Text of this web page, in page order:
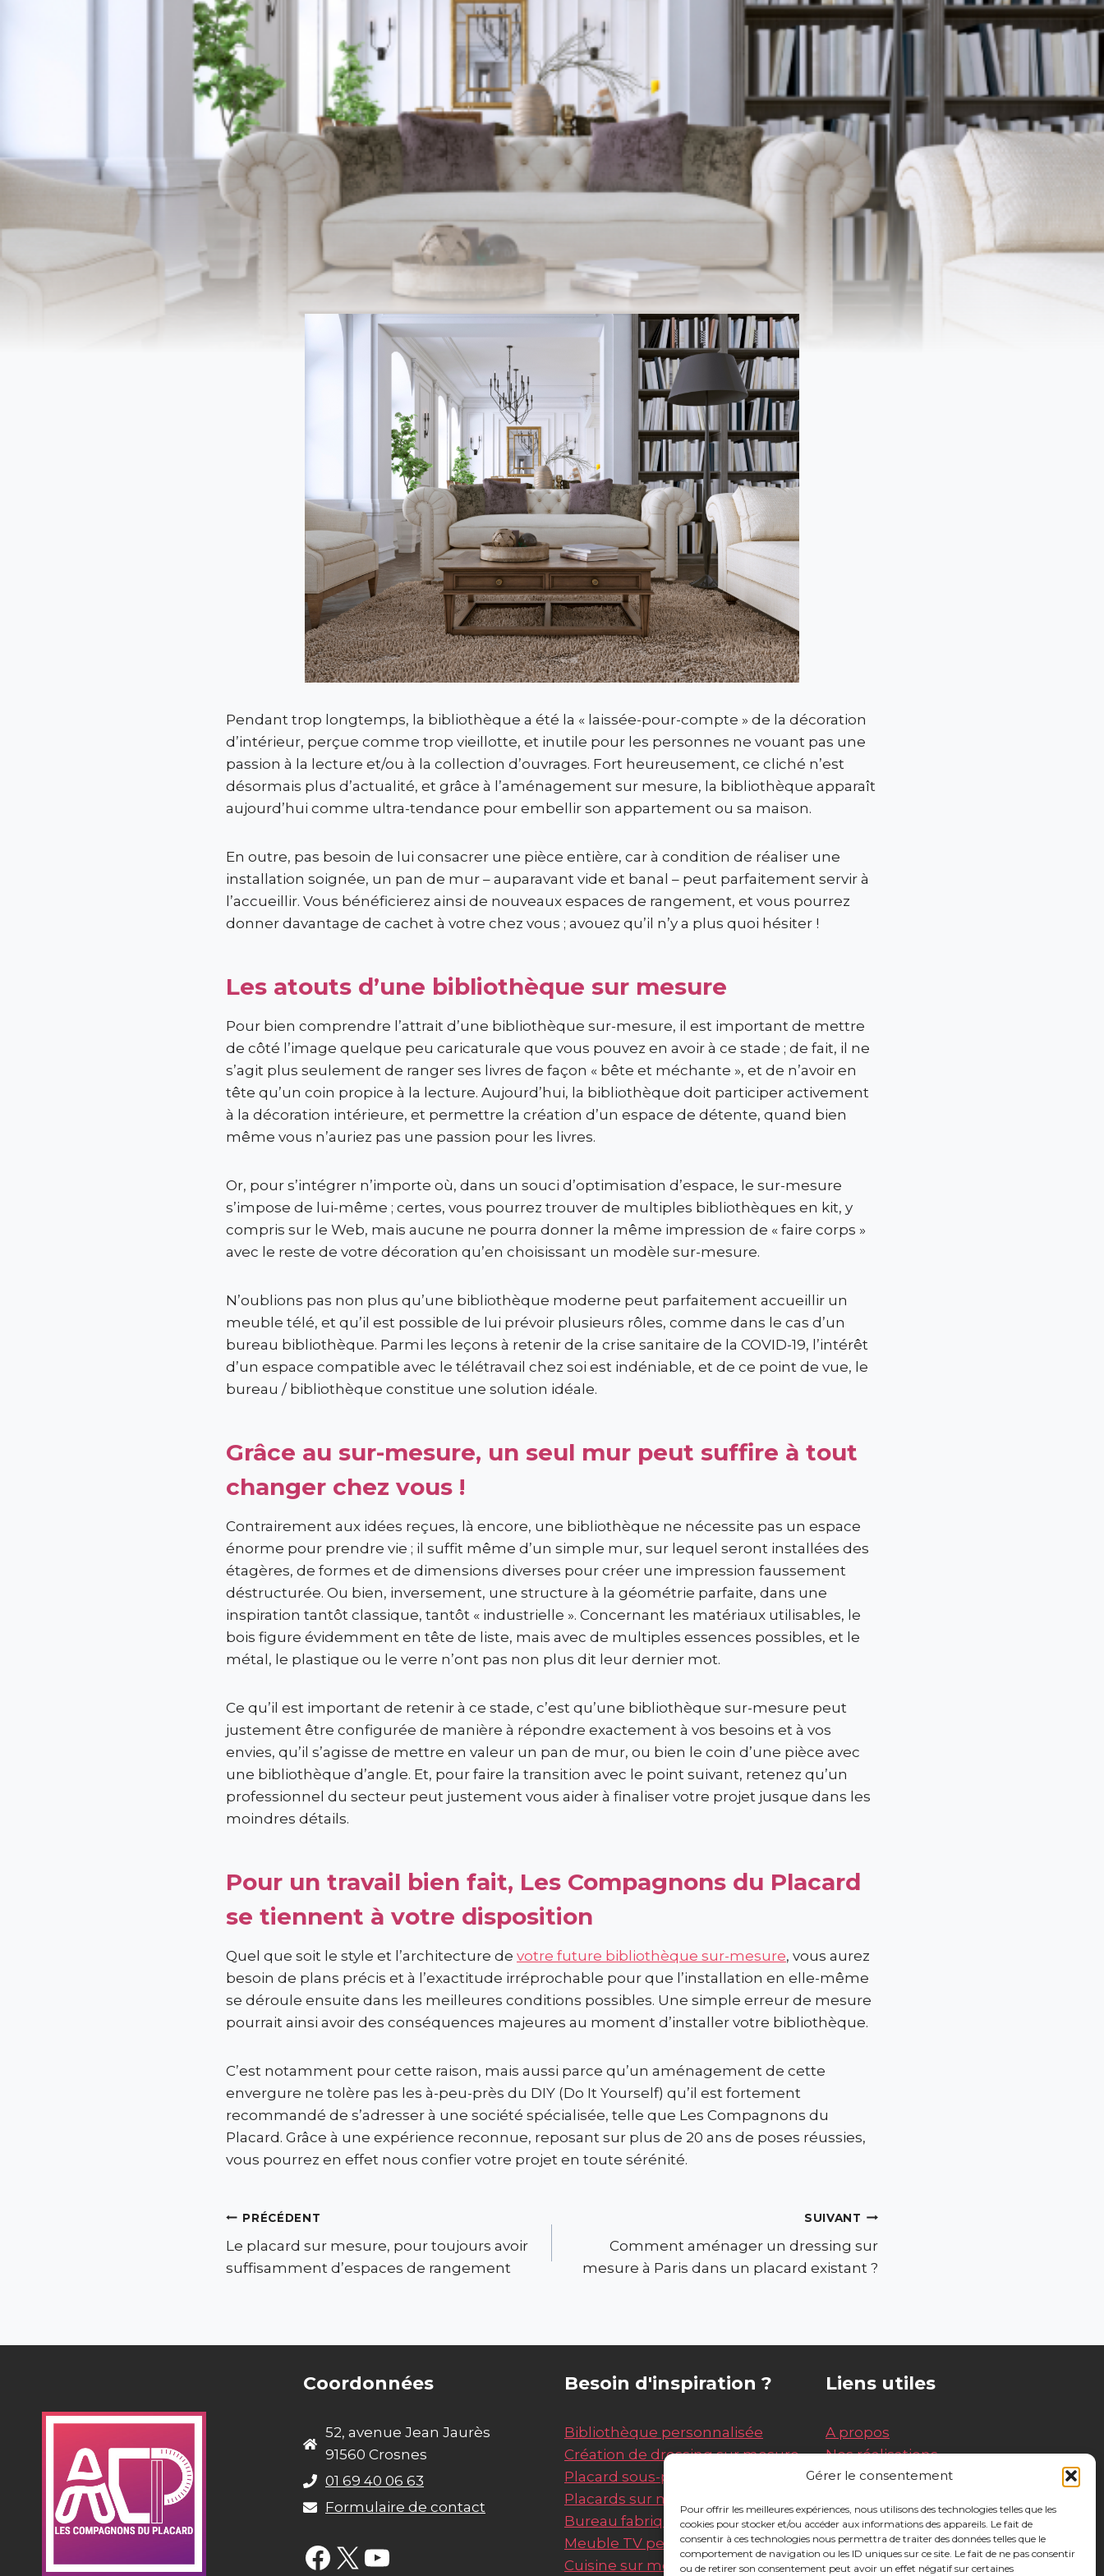
Gérer le consentement
Pour offrir les meilleures expériences, nous utilisons des technologies telles que les
cookies pour stocker et/ou accéder aux informations des appareils. Le fait de
consentir à ces technologies nous permettra de traiter des données telles que le
comportement de navigation ou les ID uniques sur ce site. Le fait de ne pas consentir
ou de retirer son consentement peut avoir un effet négatif sur certaines
Pendant trop longtemps, la bibliothèque a été la « laissée-pour-compte » de la décoration
d’intérieur, perçue comme trop vieillotte, et inutile pour les personnes ne vouant pas une
passion à la lecture et/ou à la collection d’ouvrages. Fort heureusement, ce cliché n’est
désormais plus d’actualité, et grâce à l’aménagement sur mesure, la bibliothèque apparaît
aujourd’hui comme ultra-tendance pour embellir son appartement ou sa maison.
En outre, pas besoin de lui consacrer une pièce entière, car à condition de réaliser une
installation soignée, un pan de mur – auparavant vide et banal – peut parfaitement servir à
l’accueillir. Vous bénéficierez ainsi de nouveaux espaces de rangement, et vous pourrez
donner davantage de cachet à votre chez vous ; avouez qu’il n’y a plus quoi hésiter !
Les atouts d’une bibliothèque sur mesure
Pour bien comprendre l’attrait d’une bibliothèque sur-mesure, il est important de mettre
de côté l’image quelque peu caricaturale que vous pouvez en avoir à ce stade ; de fait, il ne
s’agit plus seulement de ranger ses livres de façon « bête et méchante », et de n’avoir en
tête qu’un coin propice à la lecture. Aujourd’hui, la bibliothèque doit participer activement
à la décoration intérieure, et permettre la création d’un espace de détente, quand bien
même vous n’auriez pas une passion pour les livres.
Or, pour s’intégrer n’importe où, dans un souci d’optimisation d’espace, le sur-mesure
s’impose de lui-même ; certes, vous pourrez trouver de multiples bibliothèques en kit, y
compris sur le Web, mais aucune ne pourra donner la même impression de « faire corps »
avec le reste de votre décoration qu’en choisissant un modèle sur-mesure.
N’oublions pas non plus qu’une bibliothèque moderne peut parfaitement accueillir un
meuble télé, et qu’il est possible de lui prévoir plusieurs rôles, comme dans le cas d’un
bureau bibliothèque. Parmi les leçons à retenir de la crise sanitaire de la COVID-19, l’intérêt
d’un espace compatible avec le télétravail chez soi est indéniable, et de ce point de vue, le
bureau / bibliothèque constitue une solution idéale.
Grâce au sur-mesure, un seul mur peut suffire à tout
changer chez vous !
Contrairement aux idées reçues, là encore, une bibliothèque ne nécessite pas un espace
énorme pour prendre vie ; il suffit même d’un simple mur, sur lequel seront installées des
étagères, de formes et de dimensions diverses pour créer une impression faussement
déstructurée. Ou bien, inversement, une structure à la géométrie parfaite, dans une
inspiration tantôt classique, tantôt « industrielle ». Concernant les matériaux utilisables, le
bois figure évidemment en tête de liste, mais avec de multiples essences possibles, et le
métal, le plastique ou le verre n’ont pas non plus dit leur dernier mot.
Ce qu’il est important de retenir à ce stade, c’est qu’une bibliothèque sur-mesure peut
justement être configurée de manière à répondre exactement à vos besoins et à vos
envies, qu’il s’agisse de mettre en valeur un pan de mur, ou bien le coin d’une pièce avec
une bibliothèque d’angle. Et, pour faire la transition avec le point suivant, retenez qu’un
professionnel du secteur peut justement vous aider à finaliser votre projet jusque dans les
moindres détails.
Pour un travail bien fait, Les Compagnons du Placard
se tiennent à votre disposition
Quel que soit le style et l’architecture de votre future bibliothèque sur-mesure, vous aurez
besoin de plans précis et à l’exactitude irréprochable pour que l’installation en elle-même
se déroule ensuite dans les meilleures conditions possibles. Une simple erreur de mesure
pourrait ainsi avoir des conséquences majeures au moment d’installer votre bibliothèque.
C’est notamment pour cette raison, mais aussi parce qu’un aménagement de cette
envergure ne tolère pas les à-peu-près du DIY (Do It Yourself) qu’il est fortement
recommandé de s’adresser à une société spécialisée, telle que Les Compagnons du
Placard. Grâce à une expérience reconnue, reposant sur plus de 20 ans de poses réussies,
vous pourrez en effet nous confier votre projet en toute sérénité.
Navigation
de
PRÉCÉDENT
Le placard sur mesure, pour toujours avoir
suffisamment d’espaces de rangement
SUIVANT
Comment aménager un dressing sur
mesure à Paris dans un placard existant ?
Coordonnées
52, avenue Jean Jaurès
91560 Crosnes
01 69 40 06 63
Formulaire de contact
Facebook
X YouTube
Besoin d'inspiration ?
Bibliothèque personnalisée
Création de dressing sur mesure
Placard sous-pente
Placards sur mesure
Bureau fabriqué sur mesure
Meuble TV personnalisé
Cuisine sur mesure
Liens utiles
A propos
Nos réalisations
Charte d'engagements
Showroom